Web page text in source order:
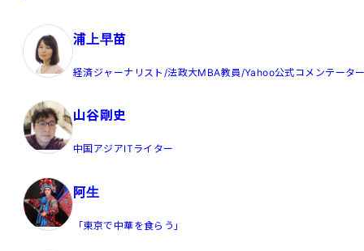
浦上早苗
経済ジャーナリスト/法政大MBA教員/Yahoo公式コメンテータ
山谷剛史
中国アジアITライター
阿生
「東京で中華を食らう」